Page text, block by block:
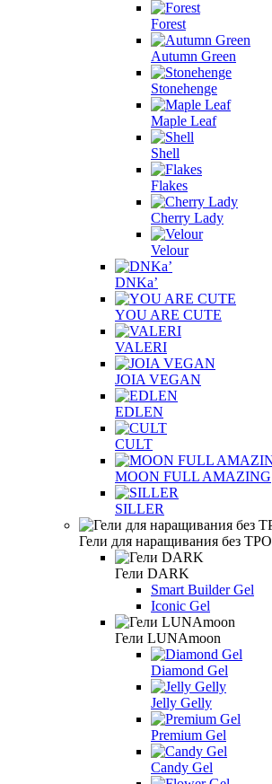
Forest
Autumn Green
Stonehenge
Maple Leaf
Shell
Flakes
Cherry Lady
Velour
DNKa’
YOU ARE CUTE
VALERI
JOIA VEGAN
EDLEN
CULT
MOON FULL AMAZING
SILLER
Гели для наращивания без TPO
Гели DARK
Smart Builder Gel
Iconic Gel
Гели LUNAmoon
Diamond Gel
Jelly Gelly
Premium Gel
Candy Gel